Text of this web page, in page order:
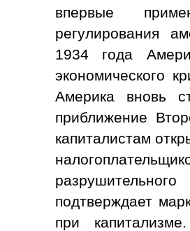
впервые
регулирования
1934 года
экономического
Америка вновь
приближение
капиталистам
подтверждает
при